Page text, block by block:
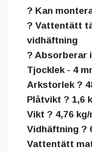
? Kan
? Vattentätt
vidhäftning
? Absorberar
Tjocklek - 4
Arkstorlek ?
Plåtvikt ? 1,6
Vikt ? 4,76 kg/
Vidhäftning ?
Vattentätt